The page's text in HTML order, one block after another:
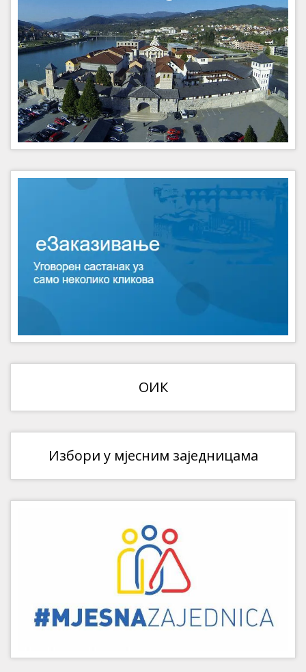
ОИК
Избори у мјесним заједницама